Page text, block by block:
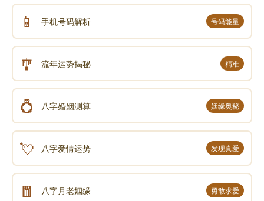
感。从风水角度来看，这暗示着黄铜的气场相对较弱，
在吸引和聚集正能量方面的能力不足。
听声音：当将黄金和黄铜分别抛落在坚硬的地面上
时，两者发出的声音具有明显差异。黄金落地时发出的
声音沉闷且无明显音韵，这种声音特性在风水上象征着
其气场的稳定和坚实，犹如根基牢固的建筑，能够抵御
外界的各种干扰。而黄铜落地声音清脆响亮，且带有明
显的音韵，这表明其气场虽然相对活跃，但缺乏黄金那
种沉稳的特质。在风水寓意中，过于活跃而不稳定的气
场可能会导致运势的波动，相对而言在风水层面稍显逊
色。
📱 手机号码解析 号码能量
🎐 流年运势揭秘 精准
💍 八字婚姻测算 姻缘奥秘
💘 八字爱情运势 发现真爱
🧧 八字月老姻缘 勇敢求爱